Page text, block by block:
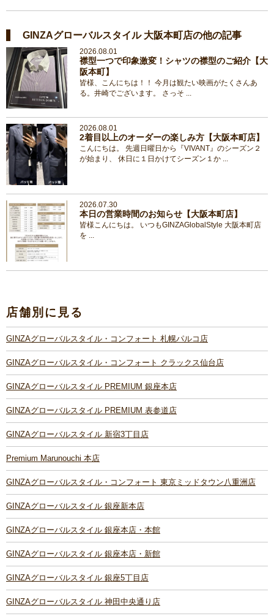
GINZAグローバルスタイル 大阪本町店の他の記事
2026.08.01
襟型一つで印象激変！シャツの襟型のご紹介【大
阪本町】
皆様、こんにちは！！ 今月は観たい映画がたくさんあ
る。井崎でございます。 さっそ ...
2026.08.01
2着目以上のオーダーの楽しみ方【大阪本町店】
こんにちは。 先週日曜日から『VIVANT』のシーズン２
が始まり、 休日に１日かけてシーズン１か ...
2026.07.30
本日の営業時間のお知らせ【大阪本町店】
皆様こんにちは。 いつもGINZAGlobalStyle 大阪本町店
を ...
店舗別に見る
GINZAグローバルスタイル・コンフォート 札幌パルコ店
GINZAグローバルスタイル・コンフォート クラックス仙台店
GINZAグローバルスタイル PREMIUM 銀座本店
GINZAグローバルスタイル PREMIUM 表参道店
GINZAグローバルスタイル 新宿3丁目店
Premium Marunouchi 本店
GINZAグローバルスタイル・コンフォート 東京ミッドタウン八重洲店
GINZAグローバルスタイル 銀座新本店
GINZAグローバルスタイル 銀座本店・本館
GINZAグローバルスタイル 銀座本店・新館
GINZAグローバルスタイル 銀座5丁目店
GINZAグローバルスタイル 神田中央通り店